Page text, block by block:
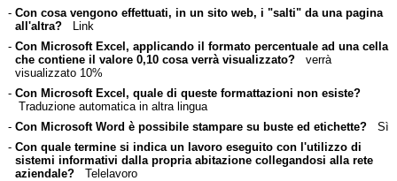
- Con cosa vengono effettuati, in un sito web, i "salti" da una pagina
all'altra?Link
- Con Microsoft Excel, applicando il formato percentuale ad una cella
che contiene il valore 0,10 cosa verrà visualizzato?verrà
visualizzato 10%
- Con Microsoft Excel, quale di queste formattazioni non esiste?
Traduzione automatica in altra lingua
- Con Microsoft Word è possibile stampare su buste ed etichette?Sì
- Con quale termine si indica un lavoro eseguito con l'utilizzo di
sistemi informativi dalla propria abitazione collegandosi alla rete
aziendale?Telelavoro